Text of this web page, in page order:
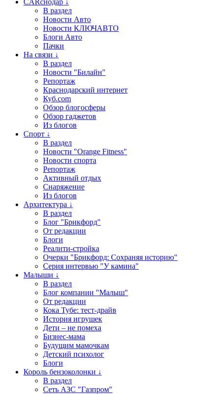
CARснодар ↓
В раздел
Новости Авто
Новости КЛЮЧАВТО
Блоги Авто
Пачки
На связи ↓
В раздел
Новости "Билайн"
Репортаж
Краснодарский интернет
Куб.com
Обзор блогосферы
Обзор гаджетов
Из блогов
Спорт ↓
В раздел
Новости "Orange Fitness"
Новости спорта
Репортаж
Активный отдых
Снаряжение
Из блогов
Архитектура ↓
В раздел
Блог "Брикфорд"
От редакции
Блоги
Реалити-стройка
Очерки "Брикфорд: Сохраняя историю"
Серия интервью "У камина"
Малыши ↓
В раздел
Блог компании "Малыш"
От редакции
Кока Тубе: тест-драйв
История игрушек
Дети – не помеха
Бизнес-мама
Будущим мамочкам
Детский психолог
Блоги
Король бензоколонки ↓
В раздел
Сеть АЗС "Газпром"